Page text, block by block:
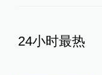
24小时最热